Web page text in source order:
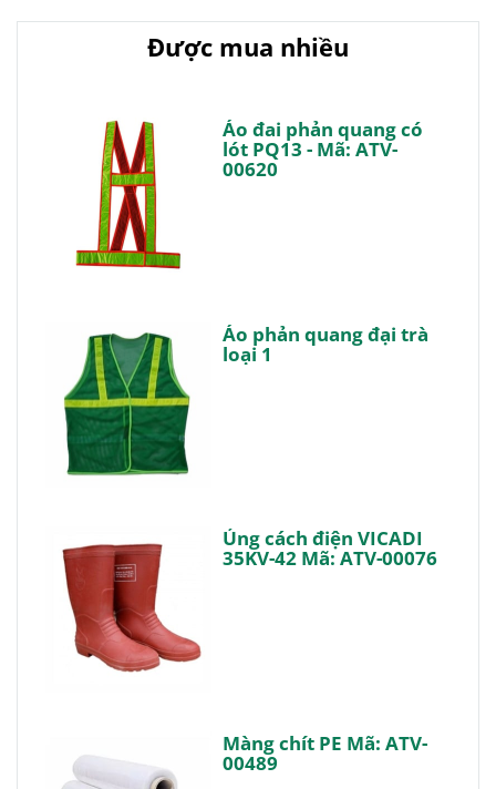
Được mua nhiều
Áo đai phản quang có
lót PQ13 - Mã: ATV-
00620
Áo phản quang đại trà
loại 1
Ủng cách điện VICADI
35KV-42 Mã: ATV-00076
Màng chít PE Mã: ATV-
00489